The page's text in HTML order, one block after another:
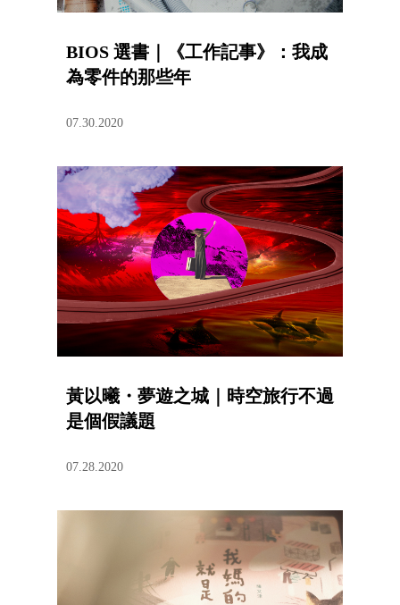
BIOS 選書｜《工作記事》：我成
為零件的那些年
07.30.2020
黃以曦・夢遊之城｜時空旅行不過
是個假議題
07.28.2020